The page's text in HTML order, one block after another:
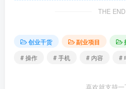
THE END
创业干货 副业项目
# 操作
# 手机 # 内容 #
喜欢就支持